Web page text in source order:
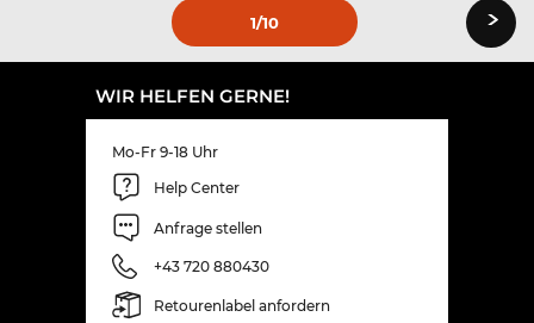
1/10 ›
WIR HELFEN GERNE!
Mo-Fr 9-18 Uhr
Help Center
Anfrage stellen
+43 720 880430
Retourenlabel anfordern